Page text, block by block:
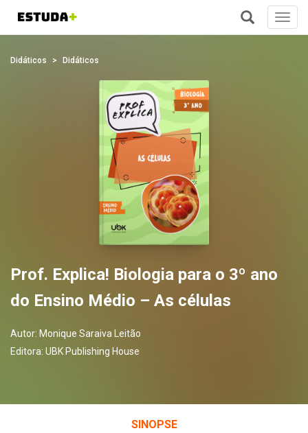
Didáticos Didáticos
Prof. Explica! Biologia para o 3º ano
do Ensino Médio – As células
Autor: Monique Saraiva Leitão
Editora: UBK Publishing House
SINOPSE